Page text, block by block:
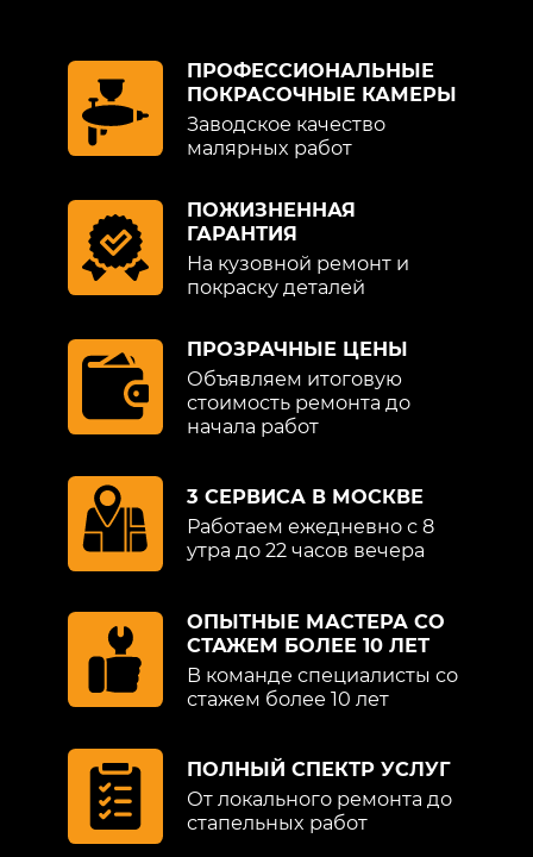
ПРОФЕССИОНАЛЬНЫЕ
ПОКРАСОЧНЫЕ КАМЕРЫ
Заводское качество
малярных работ
ПОЖИЗНЕННАЯ
ГАРАНТИЯ
На кузовной ремонт и
покраску деталей
ПРОЗРАЧНЫЕ ЦЕНЫ
Объявляем итоговую
стоимость ремонта до
начала работ
3 СЕРВИСА В МОСКВЕ
Работаем ежедневно с 8
утра до 22 часов вечера
ОПЫТНЫЕ МАСТЕРА СО
СТАЖЕМ БОЛЕЕ 10 ЛЕТ
В команде специалисты со
стажем более 10 лет
ПОЛНЫЙ СПЕКТР УСЛУГ
От локального ремонта до
стапельных работ